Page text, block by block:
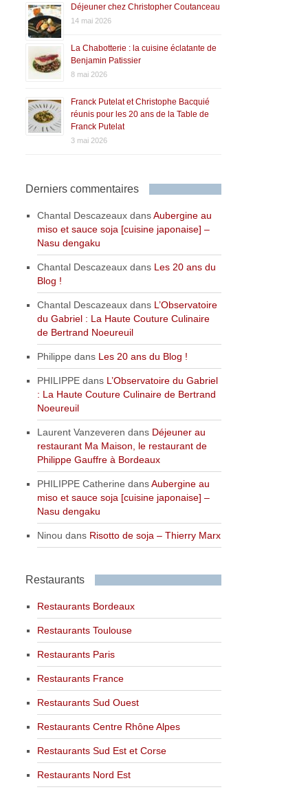
Déjeuner chez Christopher Coutanceau
14 mai 2026
La Chabotterie : la cuisine éclatante de
Benjamin Patissier
8 mai 2026
Franck Putelat et Christophe Bacquié
réunis pour les 20 ans de la Table de
Franck Putelat
3 mai 2026
Derniers commentaires
Chantal Descazeaux dansAubergine au
miso et sauce soja [cuisine japonaise] –
Nasu dengaku
Chantal Descazeaux dans Les 20 ans du
Blog !
Chantal Descazeaux dans L’Observatoire
du Gabriel : La Haute Couture Culinaire
de Bertrand Noeureuil
Philippe dans Les 20 ans du Blog !
PHILIPPE dans L’Observatoire du Gabriel
: La Haute Couture Culinaire de Bertrand
Noeureuil
Laurent Vanzeveren dans Déjeuner au
restaurant Ma Maison, le restaurant de
Philippe Gauffre à Bordeaux
PHILIPPE Catherine dansAubergine au
miso et sauce soja [cuisine japonaise] –
Nasu dengaku
Ninou dans Risotto de soja – Thierry Marx
Restaurants
Restaurants Bordeaux
Restaurants Toulouse
Restaurants Paris
Restaurants France
Restaurants Sud Ouest
Restaurants Centre Rhône Alpes
Restaurants Sud Est et Corse
Restaurants Nord Est